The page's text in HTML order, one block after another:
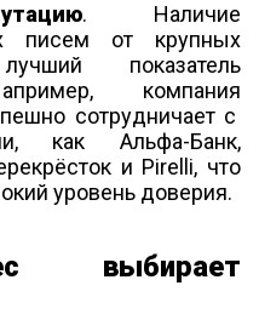
. Наличие
писем от крупных
показатель
компания
сотрудничает с
как Альфа-Банк,
и Pirelli, что
уровень доверия.
выбирает